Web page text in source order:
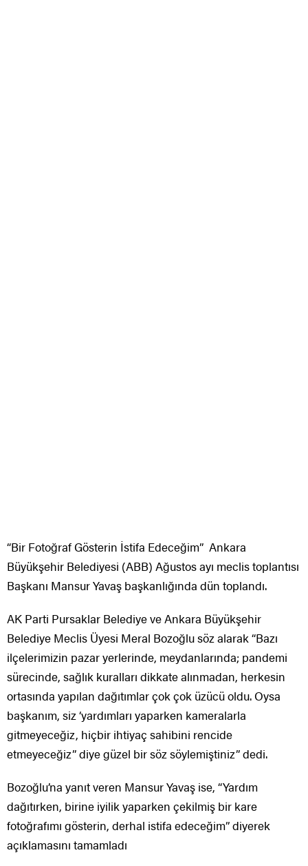
“Bir Fotoğraf Gösterin İstifa Edeceğim” Ankara
Büyükşehir Belediyesi (ABB) Ağustos ayı meclis toplantısı
Başkanı Mansur Yavaş başkanlığında dün toplandı.
AK Parti Pursaklar Belediye ve Ankara Büyükşehir
Belediye Meclis Üyesi Meral Bozoğlu söz alarak “Bazı
ilçelerimizin pazar yerlerinde, meydanlarında; pandemi
sürecinde, sağlık kuralları dikkate alınmadan, herkesin
ortasında yapılan dağıtımlar çok çok üzücü oldu. Oysa
başkanım, siz ‘yardımları yaparken kameralarla
gitmeyeceğiz, hiçbir ihtiyaç sahibini rencide
etmeyeceğiz” diye güzel bir söz söylemiştiniz” dedi.
Bozoğlu’na yanıt veren Mansur Yavaş ise, “Yardım
dağıtırken, birine iyilik yaparken çekilmiş bir kare
fotoğrafımı gösterin, derhal istifa edeceğim” diyerek
açıklamasını tamamladı